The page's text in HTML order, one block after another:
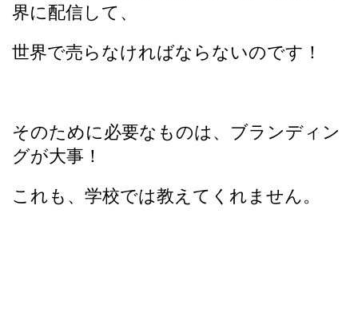
界に配信して、
世界で売らなければならないのです！
そのために必要なものは、ブランディン
グが大事！
これも、学校では教えてくれません。